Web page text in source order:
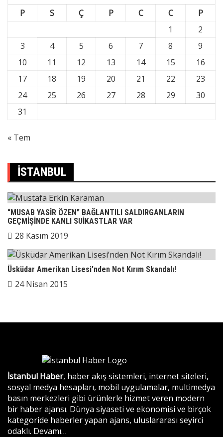
P S Ç P C C
P
1
2
3
4 5 6 7 8
9
10
11 12 13 14 15
16
17
18 19 20 21 22
23
24
25 26 27 28 29
30
31
« Tem
İSTANBUL
“MUSAB YASİR ÖZEN” BAĞLANTILI SALDIRGANLARIN
GEÇMİŞİNDE KANLI SUİKASTLAR VAR
28 Kasım 2019
Üsküdar Amerikan Lisesi’nden Not Kırım Skandalı!
24 Nisan 2015
İstanbul Haber, haber akış sistemleri, internet siteleri,
sosyal medya hesapları, mobil uygulamalar, multimedya
basın merkezleri gibi ürünlerle hizmet veren modern
bir haber ajansı. Dünya siyaseti ve ekonomisi ve birçok
kategoride haberler yapan ajans, uluslararası seyirci
odaklı. Devamı…